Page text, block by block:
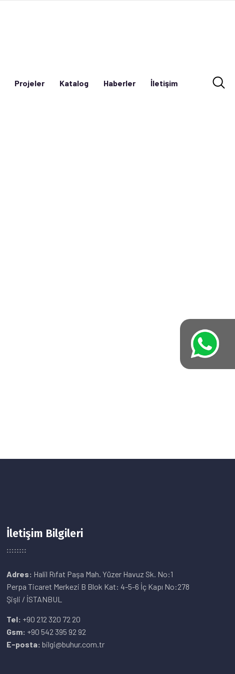
Projeler Katalog Haberler İletişim
İletişim Bilgileri
Adres: Halil Rıfat Paşa Mah. Yüzer Havuz Sk. No:1
Perpa Ticaret Merkezi B Blok Kat: 4-5-6 İç Kapı No:278
Şişli / İSTANBUL
Tel: +90 212 320 72 20
Gsm: +90 542 395 92 92
E-posta: bilgi@buhur.com.tr